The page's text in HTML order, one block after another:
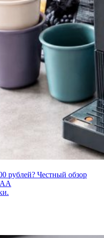
рублей? Честный обзор